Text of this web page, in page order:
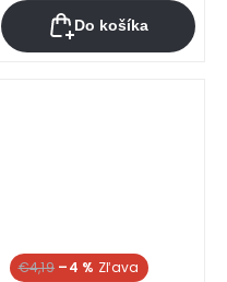
Do košíka
€4,19 –4 %